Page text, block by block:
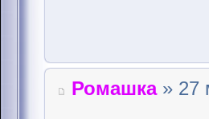
Ромашка» 27